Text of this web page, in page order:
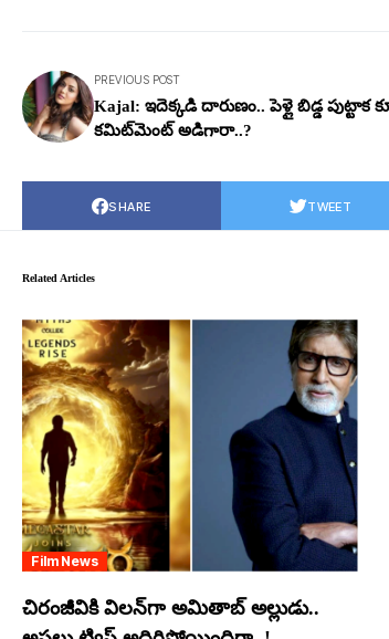
PREVIOUS POST
Kajal: ఇదెక్క‌డి దారుణం.. పెళ్లై బిడ్డ
కమిట్‌మెంట్ అడిగారా..?
SHARE TWEET
Related Articles
Film News
చిరంజీవికి విలన్‌గా అమితాబ్ అల్లుడు..